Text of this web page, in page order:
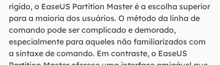
rígido, o EaseUS Partition Master é a escolha superior
para a maioria dos usuários. O método da linha de
comando pode ser complicado e demorado,
especialmente para aqueles não familiarizados com
a sintaxe de comando. Em contraste, o EaseUS